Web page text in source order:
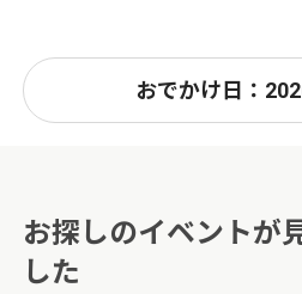
おでかけ日：
お探しのイベントが
した